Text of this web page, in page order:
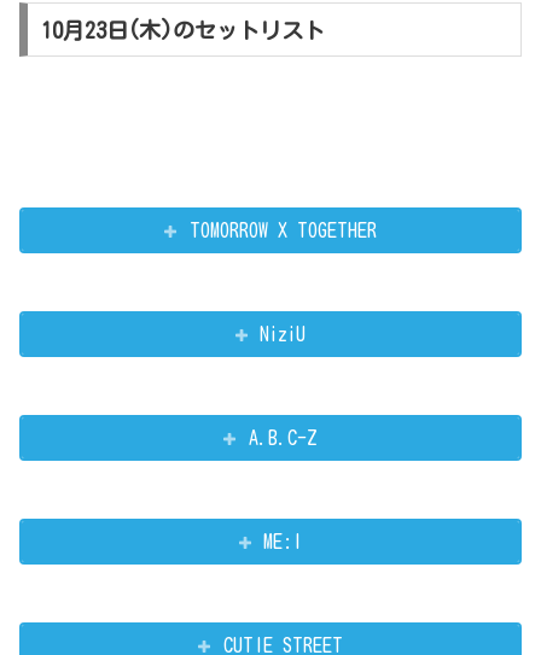
10月23日(木)のセットリスト
TOMORROW X TOGETHER
NiziU
A.B.C-Z
ME:I
CUTIE STREET